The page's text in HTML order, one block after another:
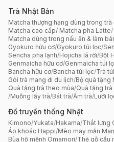
Trà Nhật Bản
Matcha thượng hạng dùng trong trà
Matcha cao cấp/ Matcha pha Latte/
Matcha dùng trong nấu ăn & làm
Gyokuro hữu cơ/Gyokuro túi lọc/
Sencha pha lạnh/Hojicha lá rời/Bột
Genmaicha hữu cơ/Genmaicha túi
Bancha hữu cơ/Bancha túi lọc/Trà
Gói trà mang đi du lịch/Bộ quà tặng
Quà tặng trà theo mùa/Quà tặng
/Muỗng lấy trà/Bát trà/Ấm trà/Lưới
Đồ truyền thống Nhật
Kimono/Yukata/Hakama/Thắt lưng
Áo khoác Happi/Mèo may mắn
Bùa hộ mệnh Omamori/Thẻ gỗ cầu